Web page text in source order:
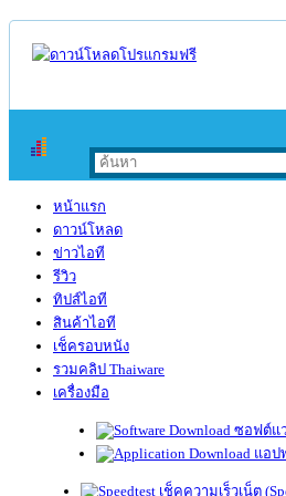
หน้าแรก
ดาวน์โหลด
ข่าวไอที
รีวิว
ทิปส์ไอที
สินค้าไอที
เช็ครอบหนัง
รวมคลิป Thaiware
เครื่องมือ
ซอฟต์แ
แอป
เช็คความเร็วเน็ต